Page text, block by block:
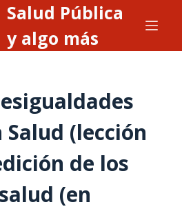
Salud Pública
y algo más
Salud (lección
de los
(en